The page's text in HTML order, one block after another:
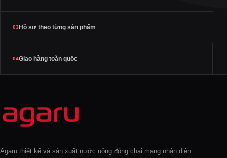
03Hồ sơ theo từng sản phẩm
04Giao hàng toàn quốc
Agaru thiết kế và sản xuất nước uống đóng chai mang nhận diện